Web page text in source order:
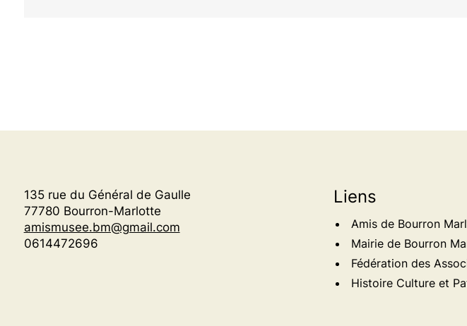
135 rue du Général de Gaulle
77780 Bourron-Marlotte
amismusee.bm@gmail.com
0614472696
Liens
Amis de Bourron
Mairie de Bourron
Fédération des
Histoire Culture et